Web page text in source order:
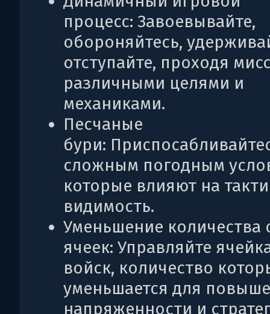
процесс: Завоевывайте,
обороняйтесь,
отступайте, проходя
различными целями и
механиками.
Песчаные
бури:
сложным погодным
которые влияют на
видимость.
Уменьшение количества
ячеек: Управляйте
войск, количество
уменьшается для
напряженности и